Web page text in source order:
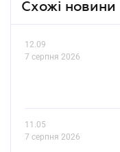
Схожі новини
12.09
7 серпня 2026
11.05
7 серпня 2026